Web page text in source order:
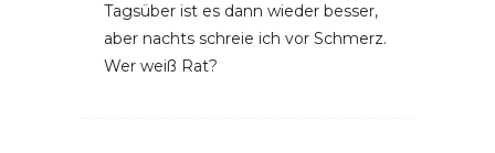
Tagsüber ist es dann wieder besser,
aber nachts schreie ich vor Schmerz.
Wer weiß Rat?